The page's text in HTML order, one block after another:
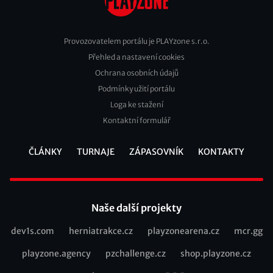
Footer
Provozovatelem portálu je PLAYzone s.r.o.
Přehled a nastavení cookies
Ochrana osobních údajů
Podmínky užití portálu
Loga ke stažení
Kontaktní formulář
ČLÁNKY TURNAJE ZÁPASOVNÍK KONTAKTY
Naše další projekty
Recommended
dev1s.com herniatrakce.cz playzonearena.cz mcr.gg
playzone.agency pzchallenge.cz shop.playzone.cz